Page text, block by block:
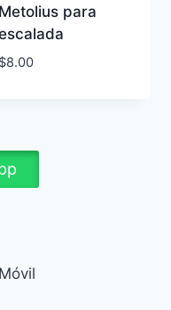
Metolius para
$8.00